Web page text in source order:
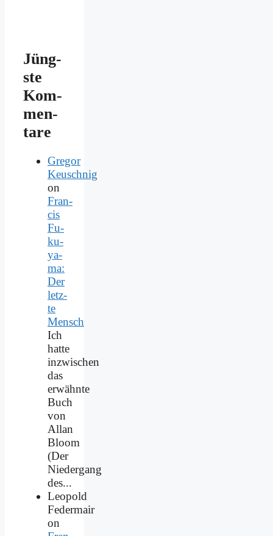
Jüng­
ste
Kom­
men­
ta­re
Gregor
Keuschnig
on
Fran­
cis
Fu­
ku­
ya­
ma:
Der
letz­
te
Mensch
Ich
hatte
inzwischen
das
erwähnte
Buch
von
Allan
Bloom
(Der
Niedergang
des...
Leopold
Federmair
on